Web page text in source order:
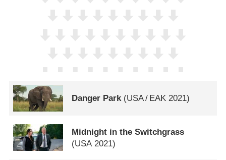
Danger Park(USA/ EAK 2021)
Midnight in the Switchgrass
(USA 2021)